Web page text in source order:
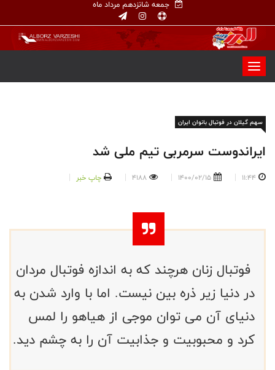
جمعه شانزدهم مرداد ماه
سهم گیلان در فوتبال بانوان ایران
ایراندوست سرمربی تیم ملی شد
11:44
1400/02/15
4188 چاپ خبر
فوتبال زنان هرچند که به اندازه فوتبال مردان
در دنیا زیر ذره بین نیست. اما با وارد شدن به
دنیای آن می توان موجی از هیاهو را لمس
کرد و محبوبیت و جذابیت آن را به چشم دید.